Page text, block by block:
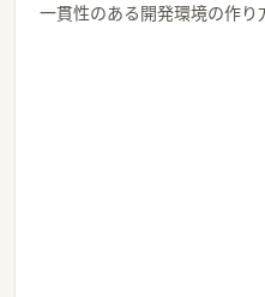
一貫性のある開発環境の作り